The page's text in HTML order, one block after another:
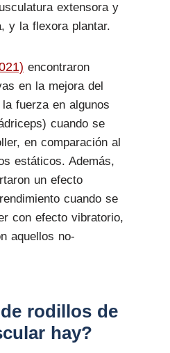
extensora y
y la flexora plantar.
encontraron
en la mejora del
fuerza en algunos
cuando se
en comparación al
estáticos. Además,
un efecto
cuando se
con efecto vibratorio,
aquellos no-
rodillos de
hay?